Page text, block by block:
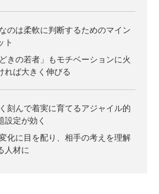
のは柔軟に判断するためのマイン
ト
どきの若者」もモチベーションに火
れば大きく伸びる
刻んで着実に育てるアジャイル的
設定が効く
化に目を配り、相手の考えを理解
人材に